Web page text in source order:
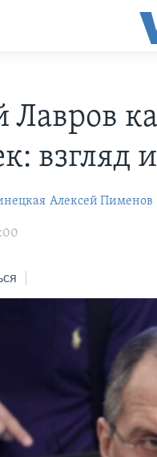
Лавров
взгляд
Алексей Пименов